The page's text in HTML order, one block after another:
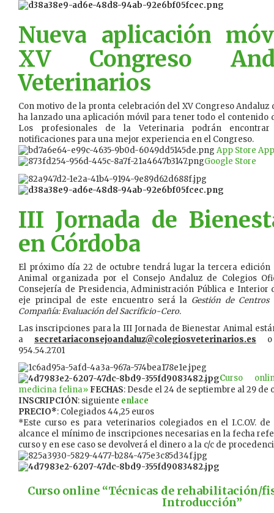
Nueva aplicación
XV Congreso
Veterinarios
Con motivo de la pronta celebración del XV Congreso Andaluz
ha lanzado una aplicación móvil para tener todo el contenido
Los profesionales de la Veterinaria podrán encontrar
notificaciones para una mejor experiencia en el Congreso.
App Store
Google Store
III Jornada de
en Córdoba
El próximo día 22 de octubre tendrá lugar la tercera edición
Animal organizada por el Consejo Andaluz de Colegios
Consejería de Presidencia, Administración Pública e Interior
eje principal de este encuentro será la Gestión de
Compañía: Evaluación del Sacrificio-Cero.
Las inscripciones para la III Jornada de Bienestar Animal
a secretariaconsejoandaluz@colegiosveterinarios.es o
954.54.27.01
Curso
medicina felina» FECHAS: Desde el 24 de septiembre al 29 de
INSCRIPCIÓN: siguiente enlace
PRECIO*: Colegiados 44,25 euros
*Este curso es para veterinarios colegiados en el I.C.O.V.
alcance el mínimo de inscripciones necesarias en la fecha
curso y en ese caso se devolverá el dinero a la c/c de
Curso online “Técnicas de rehabilitación/
Introducción”